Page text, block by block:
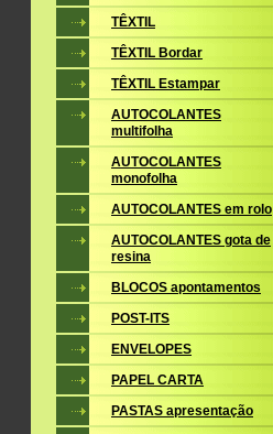
TÊXTIL
TÊXTIL Bordar
TÊXTIL Estampar
AUTOCOLANTES
multifolha
AUTOCOLANTES
monofolha
AUTOCOLANTES em rolo
AUTOCOLANTES gota de
resina
BLOCOS apontamentos
POST-ITS
ENVELOPES
PAPEL CARTA
PASTAS apresentação